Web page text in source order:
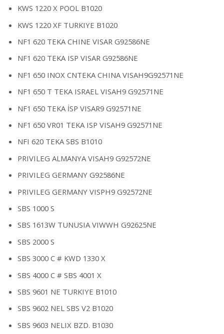
KWS 1220 X POOL B1020
KWS 1220 XF TURKIYE B1020
NF1 620 TEKA CHINE VISAR G92586NE
NF1 620 TEKA ISP VISAR G92586NE
NF1 650 INOX CNTEKA CHINA VISAH9G92571NE
NF1 650 T TEKA ISRAEL VISAH9 G92571NE
NF1 650 TEKA İSP VISAR9 G92571NE
NF1 650 VR01 TEKA ISP VISAH9 G92571NE
NFI 620 TEKA SBS B1010
PRIVILEG ALMANYA VISAH9 G92572NE
PRIVILEG GERMANY G92586NE
PRIVILEG GERMANY VISPH9 G92572NE
SBS 1000 S
SBS 1613W TUNUSIA VIWWH G92625NE
SBS 2000 S
SBS 3000 C # KWD 1330 X
SBS 4000 C # SBS 4001 X
SBS 9601 NE TURKIYE B1010
SBS 9602 NEL SBS V2 B1020
SBS 9603 NELIX BZD. B1030